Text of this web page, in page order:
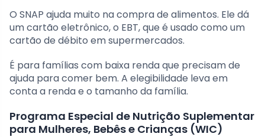
O SNAP ajuda muito na compra de alimentos. Ele dá
um cartão eletrônico, o EBT, que é usado como um
cartão de débito em supermercados.
É para famílias com baixa renda que precisam de
ajuda para comer bem. A elegibilidade leva em
conta a renda e o tamanho da família.
Programa Especial de Nutrição Suplementar
para Mulheres, Bebês e Crianças (WIC)